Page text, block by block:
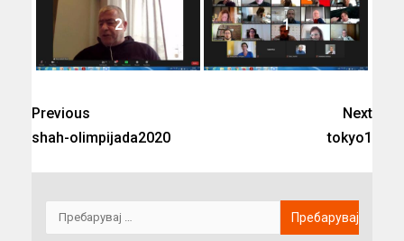
2 1
Previous
shah-olimpijada2020
Next
tokyo1